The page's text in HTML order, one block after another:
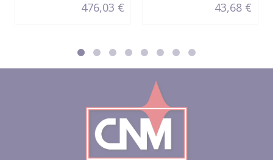
476,03 €
43,68 €